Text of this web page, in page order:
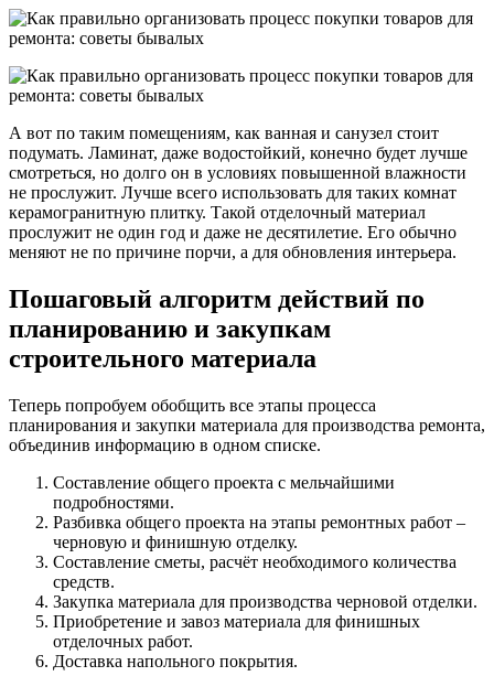
А вот по таким помещениям, как ванная и санузел стоит
подумать. Ламинат, даже водостойкий, конечно будет лучше
смотреться, но долго он в условиях повышенной влажности
не прослужит. Лучше всего использовать для таких комнат
керамогранитную плитку. Такой отделочный материал
прослужит не один год и даже не десятилетие. Его обычно
меняют не по причине порчи, а для обновления интерьера.
Пошаговый алгоритм действий по
планированию и закупкам
строительного материала
Теперь попробуем обобщить все этапы процесса
планирования и закупки материала для производства ремонта,
объединив информацию в одном списке.
Составление общего проекта с мельчайшими
подробностями.
Разбивка общего проекта на этапы ремонтных работ –
черновую и финишную отделку.
Составление сметы, расчёт необходимого количества
средств.
Закупка материала для производства черновой отделки.
Приобретение и завоз материала для финишных
отделочных работ.
Доставка напольного покрытия.